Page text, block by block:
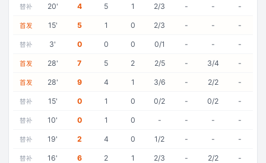
替补 20' 4 5 1 2/3 - - -
首发 15' 5 1 0 2/3 - - -
替补 3' 0 0 0 0/1 - - -
首发 28' 7 5 2 2/5 - 3/4 -
首发 28' 9 4 1 3/6 - 2/2 -
替补 15' 0 1 0 0/2 - 0/2 -
替补 10' 0 1 0 - - - -
替补 19' 2 4 0 1/2 - - -
替补 16' 6 2 1 2/3 - 2/2 -